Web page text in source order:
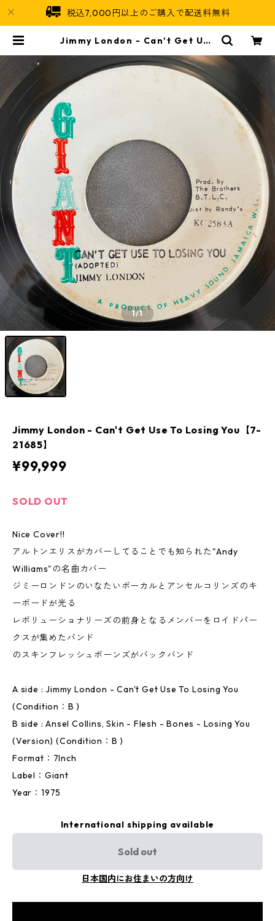
税込7,000円以上のご購入で配送料無料
Jimmy London - Can't Get Use
maican Soul
1/1
Jimmy London - Can't Get Use To Losing You【7-
21685】
¥99,999
SOLD OUT
Nice Cover!!
アルトンエリスがカバーしてることでも知られた"Andy
Williams"の名曲カバー
ジミーロンドンのいなたいボーカルとアンセルコリンズのキ
ーボードが光る
レボリューショナリーズの前身となるメンバーをロイドパー
クスが集めたバンド
のスキンフレッシュボーンズがバックバンド
A side : Jimmy London - Can't Get Use To Losing You
(Condition：B )
B side : Ansel Collins, Skin - Flesh - Bones - Losing You
(Version) (Condition：B )
Format：7Inch
Label：Giant
Year：1975
International shipping available
Sold out
日本国内にお住まいの方向け